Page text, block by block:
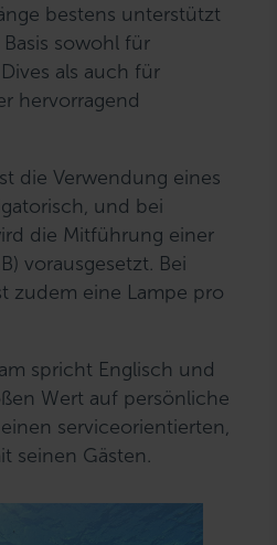
bestens unterstützt
sowohl für
als auch für
hervorragend
die Verwendung eines
und bei
die Mitführung einer
vorausgesetzt. Bei
zudem eine Lampe pro
spricht Englisch und
Wert auf persönliche
serviceorientierten,
seinen Gästen.